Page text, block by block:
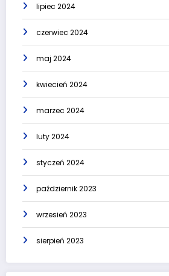
lipiec 2024
czerwiec 2024
maj 2024
kwiecień 2024
marzec 2024
luty 2024
styczeń 2024
październik 2023
wrzesień 2023
sierpień 2023